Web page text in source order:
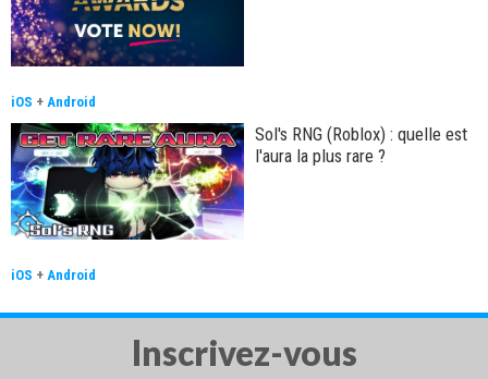
iOS + Android
Sol's RNG (Roblox) : quelle est
l'aura la plus rare ?
iOS + Android
Inscrivez-vous